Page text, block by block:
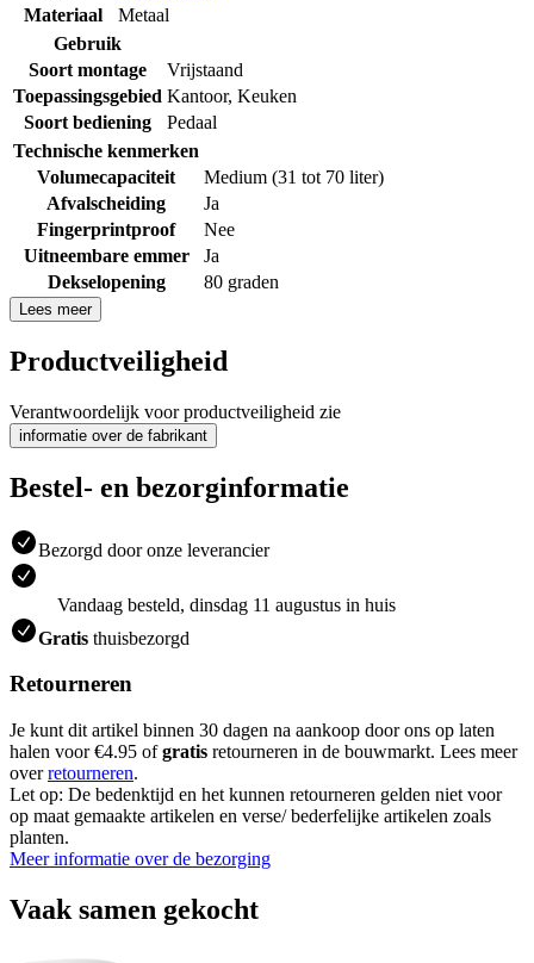
Materiaal
Metaal
Gebruik
Soort montage
Vrijstaand
Toepassingsgebied Kantoor, Keuken
Soort bediening
Pedaal
Technische kenmerken
Volumecapaciteit
Medium (31 tot 70 liter)
Afvalscheiding
Ja
Fingerprintproof
Nee
Uitneembare emmer
Ja
Dekselopening
80 graden
Lees meer
Productveiligheid
Verantwoordelijk voor productveiligheid zie
informatie over de fabrikant
Bestel- en bezorginformatie
Bezorgd door onze leverancier
Vandaag besteld, dinsdag 11 augustus in huis
Gratis thuisbezorgd
Retourneren
Je kunt dit artikel binnen 30 dagen na aankoop door ons op laten
halen voor €4.95 ofgratis retourneren in de bouwmarkt. Lees meer
overretourneren.
Let op: De bedenktijd en het kunnen retourneren gelden niet voor
op maat gemaakte artikelen en verse/ bederfelijke artikelen zoals
planten.
Meer informatie over de bezorging
Vaak samen gekocht